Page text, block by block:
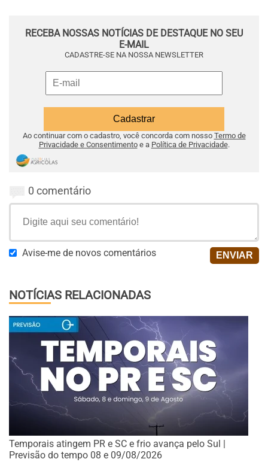
RECEBA NOSSAS NOTÍCIAS DE DESTAQUE NO SEU
E-MAIL
CADASTRE-SE NA NOSSA NEWSLETTER
Ao continuar com o cadastro, você concorda com nosso Termo de
Privacidade e Consentimentoe a Política de Privacidade.
0 comentário
Avise-me de novos comentários
NOTÍCIAS RELACIONADAS
Temporais atingem PR e SC e frio avança pelo Sul |
Previsão do tempo 08 e 09/08/2026